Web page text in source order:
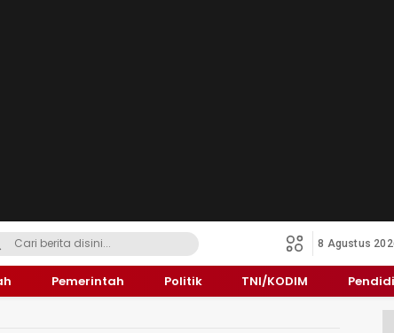
8 Agustus
Pemerintah Politik TNI/KODIM